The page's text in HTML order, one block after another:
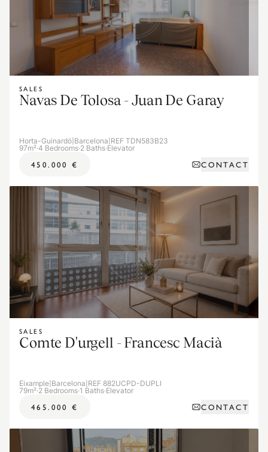
SALES
Navas De Tolosa - Juan De Garay
Horta-Guinardó Barcelona REF TDN583B23
97m²·4 Bedrooms·2 Baths·Elevator
450.000 € CONTACT
SALES
Comte D'urgell - Francesc Macià
Eixample Barcelona REF 882UCPD-DUPLI
79m²·2 Bedrooms·1 Baths·Elevator
465.000 € CONTACT